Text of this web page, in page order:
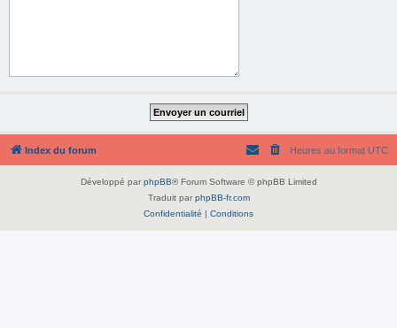
Index du forum Heures au format UTC
Développé par phpBB® Forum Software © phpBB Limited
Traduit par phpBB-fr.com
Confidentialité | Conditions